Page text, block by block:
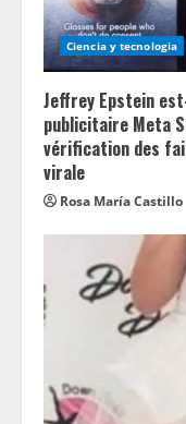
Ciencia y tecnologia
Jeffrey Epstein
publicitaire Meta
vérification des
virale
Rosa María Castillo